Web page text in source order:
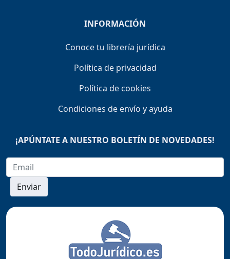
INFORMACIÓN
Conoce tu librería jurídica
Política de privacidad
Política de cookies
Condiciones de envío y ayuda
¡APÚNTATE A NUESTRO BOLETÍN DE NOVEDADES!
Enviar